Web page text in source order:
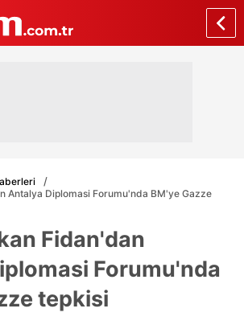
Antalya Diplomasi Forumu'nda BM'ye Gazze
Fidan'dan
Forumu'nda
tepkisi